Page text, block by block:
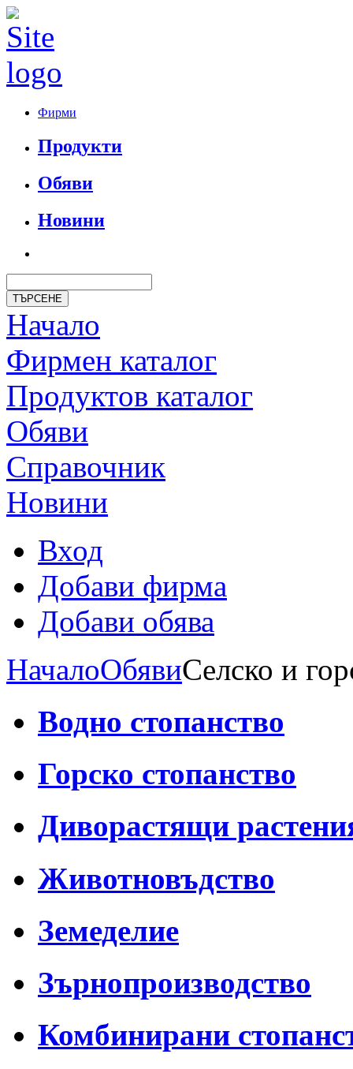
Фирми
Продукти
Обяви
Новини
Начало
Фирмен каталог
Продуктoв каталог
Обяви
Справочник
Новини
Вход
Добави фирма
Добави обява
НачалоОбявиСелско и
Водно стопанство
Горско стопанство
Диворастящи
Животновъдство
Земеделие
Зърнопроизводство
Комбинирани